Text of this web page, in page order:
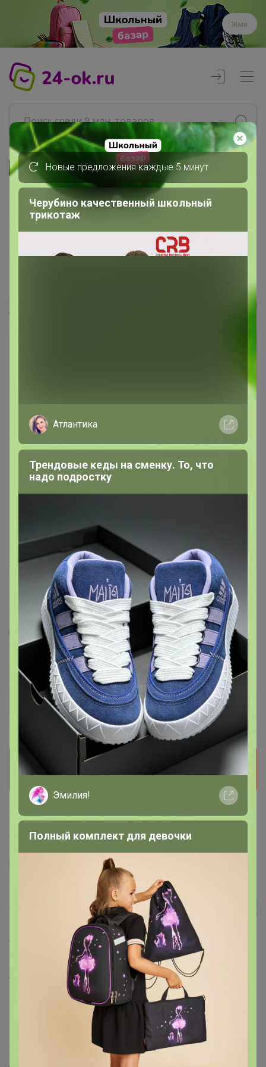
Жми
Главная
Архив
1 2 1 12
RomGil Джемпер женский
2 282р Орг. 502,04р
Доставка
Прием заказов на этот лот временно
приостановлен организатором. Поставьте отметку
мне нравится и мы обязательно сообщим как
только он станет доступен!
Делая заказ, Вы подтверждаете что ознакомлены с
регламентом выкупаи соглашаетесь сдоговором оферты
Архив
Шерсть 30% ПАН 70%
Артикул
Новые предложения каждые 5 минут
Черубино качественный школьный
трикотаж
Атлантика
Трендовые кеды на сменку. То, что
надо подростку
Эмилия!
Полный комплект для девочки